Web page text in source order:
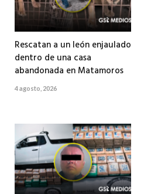
Rescatan a un león enjaulado
dentro de una casa
abandonada en Matamoros
4 agosto, 2026